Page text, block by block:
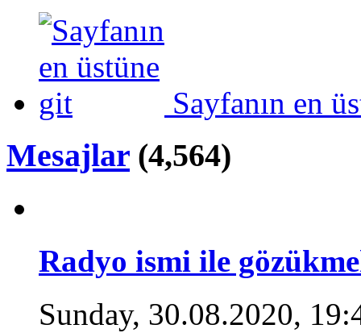
Sayfanın en
Mesajlar (4,564)
Radyo ismi ile
Sunday, 30.08.2020,